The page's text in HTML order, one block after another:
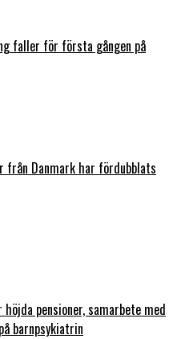
faller för första gången på
från Danmark har fördubblats
pensioner, samarbete med
barnpsykiatrin